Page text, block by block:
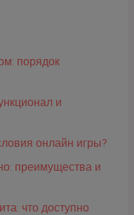
порядок
и
онлайн игры?
преимущества и
что доступно